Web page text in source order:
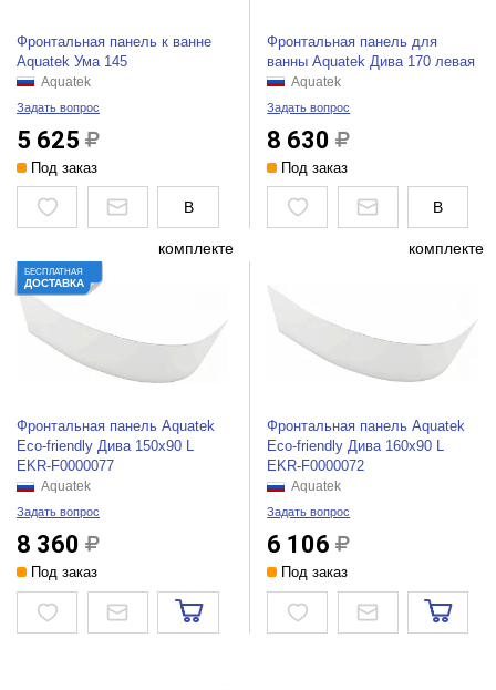
Фронтальная панель к ванне
Aquatek Ума 145
Aquatek
Задать вопрос
5 625
Под заказ
В
комплекте
Фронтальная панель для
ванны Aquatek Дива 170 левая
Aquatek
Задать вопрос
8 630
Под заказ
В
комплекте
БЕСПЛАТНАЯ
ДОСТАВКА
Фронтальная панель Aquatek
Eco-friendly Дива 150х90 L
EKR-F0000077
Aquatek
Задать вопрос
8 360
Под заказ
Фронтальная панель Aquatek
Eco-friendly Дива 160х90 L
EKR-F0000072
Aquatek
Задать вопрос
6 106
Под заказ